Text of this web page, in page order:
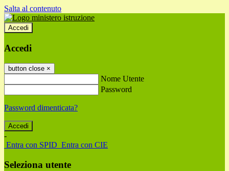
Salta al contenuto
Accedi
Accedi
button close ×
Nome Utente
Password
Password dimenticata?
-
Entra con SPID Entra con CIE
Seleziona utente